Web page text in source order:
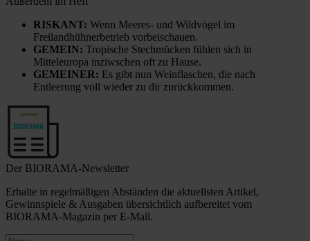
RISKANT: Wenn Meeres- und Wildvögel im
Freilandhühnerbetrieb vorbeischauen.
GEMEIN: Tropische Stechmücken fühlen sich in
Mitteleuropa inziwschen oft zu Hause.
GEMEINER: Es gibt nun Weinflaschen, die nach
Entleerung voll wieder zu dir zurückkommen.
Der BIORAMA-Newsletter
Erhalte in regelmäßigen Abständen die aktuellsten Artikel,
Gewinnspiele & Ausgaben übersichtlich aufbereitet vom
BIORAMA-Magazin per E-Mail.